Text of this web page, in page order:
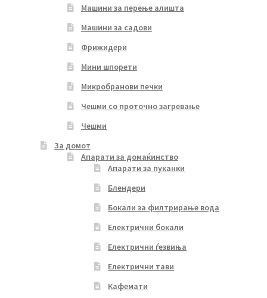
Машини за перење алишта
Машини за садови
Фрижидери
Мини шпорети
Микробранови печки
Чешми со проточно загревање
Чешми
За домот
Апарати за домаќинство
Апарати за пуканки
Блендери
Бокали за филтрирање вода
Електрични бокали
Електрични ѓезвиња
Електрични тави
Кафемати